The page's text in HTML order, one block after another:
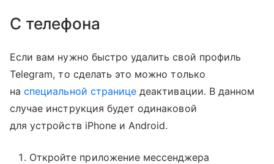
С телефона
Если вам нужно быстро удалить свой профиль
Telegram, то сделать это можно только
наспециальной странице деактивации. В данном
случае инструкция будет одинаковой
для устройств iPhone и Android.
Откройте приложение мессенджера